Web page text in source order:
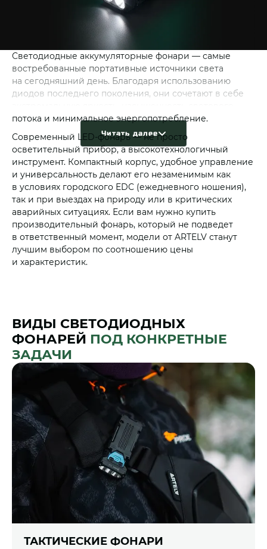
Светодиодные аккумуляторные фонари — самые
востребованные портативные источники света
на сегодняшний день. Благодаря использованию
диодов последнего поколения, они сочетают в себе
потока и минимальное энергопотребление.
Современный LED-фонарь — не просто
осветительный прибор, а высокотехнологичный
инструмент. Компактный корпус, удобное управление
и универсальность делают его незаменимым как
в условиях городского EDC (ежедневного ношения),
так и при выездах на природу или в критических
аварийных ситуациях. Если вам нужно купить
производительный фонарь, который не подведет
в ответственный момент, модели от ARTELV станут
лучшим выбором по соотношению цены
и характеристик.
ВИДЫ СВЕТОДИОДНЫХ
ФОНАРЕЙ ПОД КОНКРЕТНЫЕ
ЗАДАЧИ
ТАКТИЧЕСКИЕ ФОНАРИ
Читать далее